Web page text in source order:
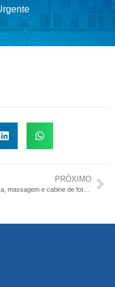
PRÓXIMO
Música, massagem e cabine de fotos garantiram clima de descontração antes do Vestibular Moura Lacerda 2016